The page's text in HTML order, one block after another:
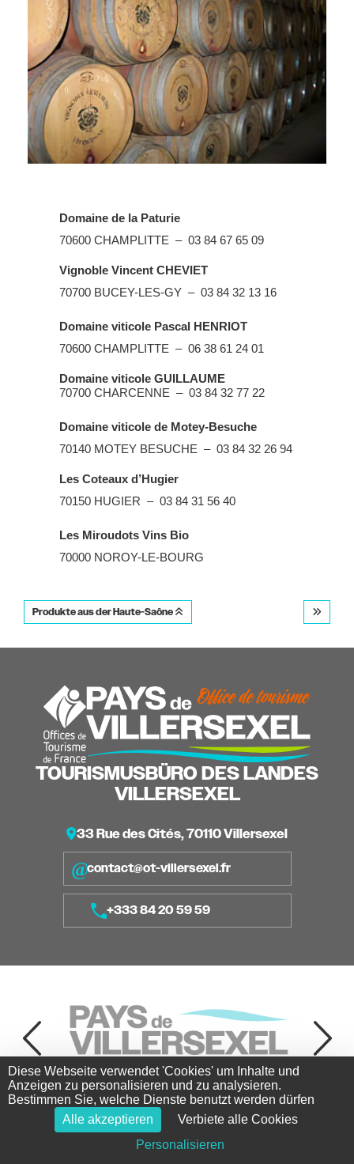
Domaine de la Paturie
70600 CHAMPLITTE – 03 84 67 65 09
Vignoble Vincent CHEVIET
70700 BUCEY-LES-GY – 03 84 32 13 16
Domaine viticole Pascal HENRIOT
70600 CHAMPLITTE – 06 38 61 24 01
Domaine viticole GUILLAUME
70700 CHARCENNE – 03 84 32 77 22
Domaine viticole de Motey-Besuche
70140 MOTEY BESUCHE – 03 84 32 26 94
Les Coteaux d’Hugier
70150 HUGIER – 03 84 31 56 40
Les Miroudots Vins Bio
70000 NOROY-LE-BOURG
Produkte aus der Haute-Saône
TOURISMUSBÜRO DES LANDES
VILLERSEXEL
33 Rue des Cités, 70110 Villersexel
contact@ot-villersexel.fr
+333 84 20 59 59
Copyright ©2026 - OT Villersexel - Tous droits réservés -
- Site mis à jour avec
légales-Plan du site
Diese Webseite verwendet 'Cookies' um Inhalte und
Anzeigen zu personalisieren und zu analysieren.
Bestimmen Sie, welche Dienste benutzt werden dürfen
Alle akzeptieren
Verbiete alle Cookies
Personalisieren